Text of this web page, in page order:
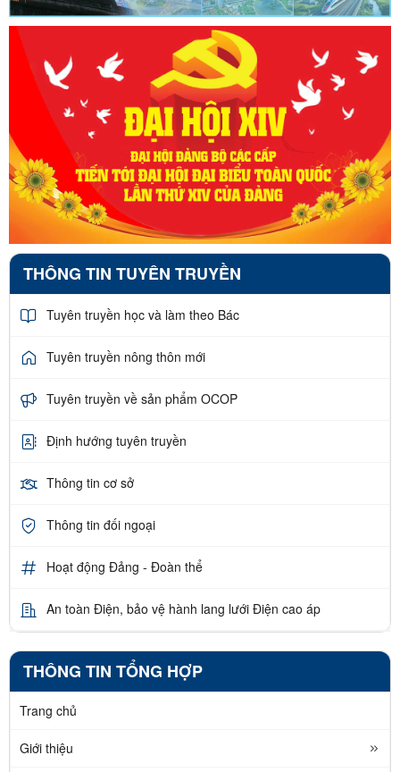
THÔNG TIN TUYÊN TRUYỀN
Tuyên truyền học và làm theo Bác
Tuyên truyền nông thôn mới
Tuyên truyền về sản phẩm OCOP
Định hướng tuyên truyền
Thông tin cơ sở
Thông tin đối ngoại
Hoạt động Đảng - Đoàn thể
An toàn Điện, bảo vệ hành lang lưới Điện cao áp
THÔNG TIN TỔNG HỢP
Trang chủ
Giới thiệu